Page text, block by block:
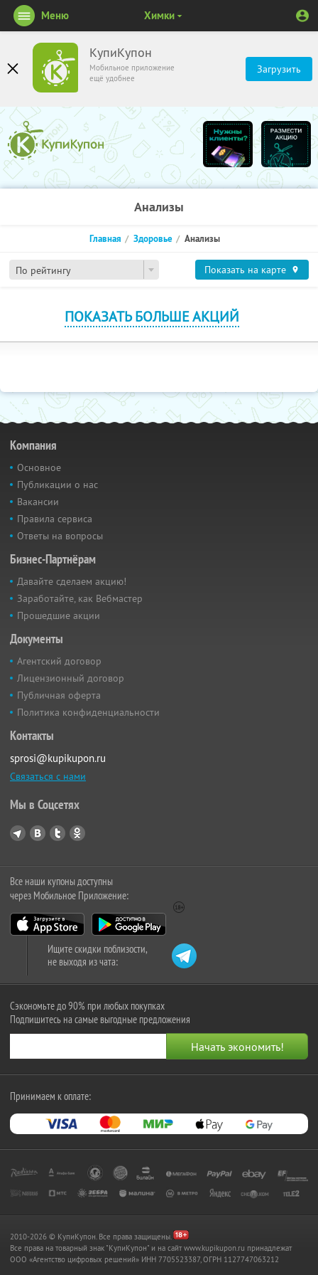
КупиКупон
Мобильное приложение
ещё удобнее
Загрузить
Меню Химки
Анализы
По рейтингу
Главная Здоровье Анализы
Показать на карте
ПОКАЗАТЬ БОЛЬШЕ АКЦИЙ
Компания
Основное
Публикации о нас
Вакансии
Правила сервиса
Ответы на вопросы
Бизнес-Партнёрам
Давайте сделаем акцию!
Заработайте, как Вебмастер
Прошедшие акции
Документы
Агентский договор
Лицензионный договор
Публичная оферта
Политика конфиденциальности
Контакты
sprosi@kupikupon.ru
Связаться с нами
Мы в Соцсетях
Все наши купоны доступны
через Мобильное Приложение:
Ищите скидки поблизости,
не выходя из чата:
Сэкономьте до 90% при любых покупках
Подпишитесь на самые выгодные предложения
Принимаем к оплате:
2010-2026 © КупиКупон. Все права защищены.
Все права на товарный знак "КупиКупон" и на сайт www.kupikupon.ru принадлежат
OOO «Агентство цифровых решений» ИНН 7705523387, ОГРН 1127747063212